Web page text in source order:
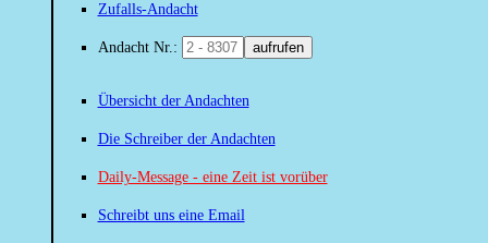
Zufalls-Andacht
Andacht Nr.: aufrufen
Übersicht der Andachten
Die Schreiber der Andachten
Daily-Message - eine Zeit ist vorüber
Schreibt uns eine Email